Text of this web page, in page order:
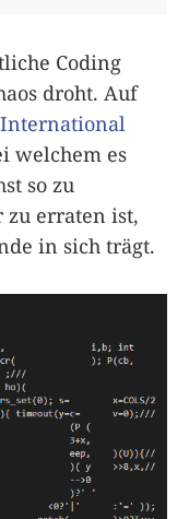
Coding
droht. Auf
International
welchem es
so zu
zu erraten ist,
in sich trägt.